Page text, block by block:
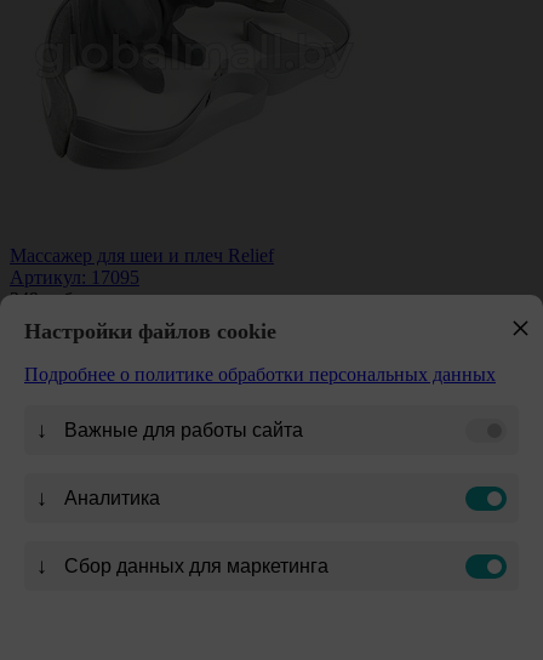
×
Настройки файлов cookie
Подробнее о политике обработки персональных данных
↓ Важные для работы сайта
↓ Аналитика
↓ Сбор данных для маркетинга
Массажер для шеи и плеч Relief
Артикул: 17095
249руб.
310руб.
В корзину
Хит